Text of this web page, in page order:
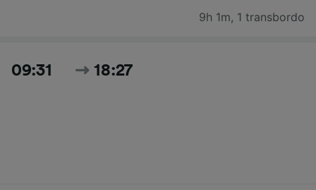
9h 1m, 1 transbordo
09:31 18:27